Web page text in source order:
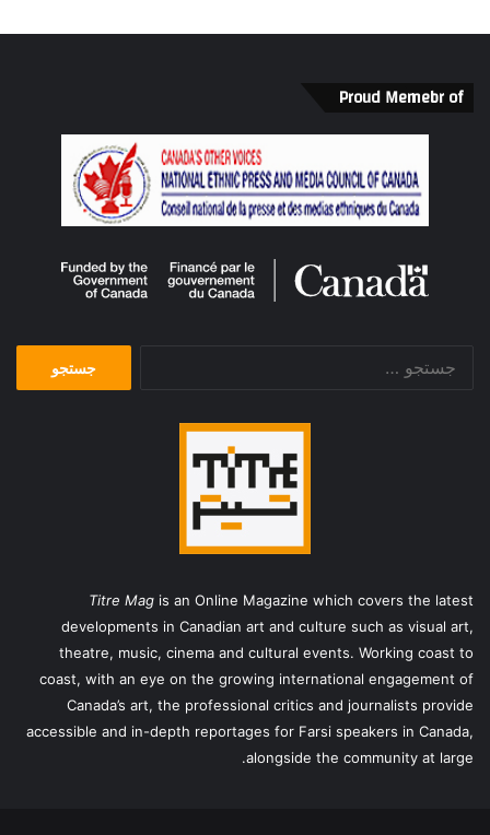
Proud Memebr of
Titre Mag is an Online Magazine which covers the latest
developments in Canadian art and culture such as visual art,
theatre, music, cinema and cultural events. Working coast to
coast, with an eye on the growing international engagement of
Canada’s art, the professional critics and journalists provide
accessible and in-depth reportages for Farsi speakers in Canada,
alongside the community at large.